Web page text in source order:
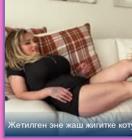
Жетилген эне жаш жигитке